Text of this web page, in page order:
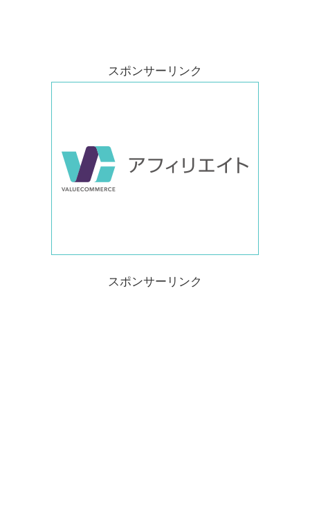
スポンサーリンク
スポンサーリンク